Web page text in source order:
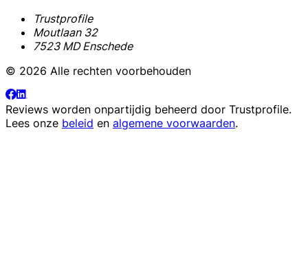
Trustprofile
Moutlaan 32
7523 MD Enschede
© 2026 Alle rechten voorbehouden
Reviews worden onpartijdig beheerd door Trustprofile.
Lees onze beleid en algemene voorwaarden.